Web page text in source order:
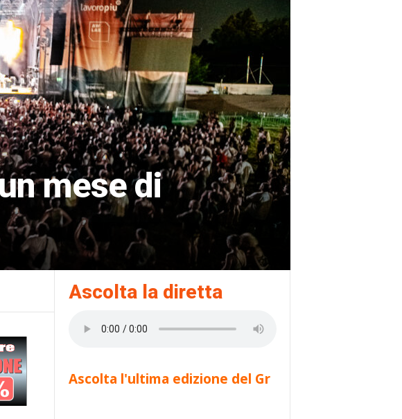
mese di
Ascolta la diretta
Ascolta l'ultima edizione del Gr